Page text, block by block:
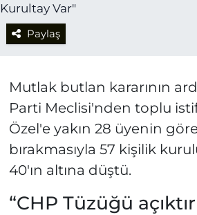
Paylaş
Mutlak butlan kararının
Parti Meclisi'nden toplu
Özel'e yakın 28 üyenin
bırakmasıyla 57 kişilik
40'ın altına düştü.
“CHP Tüzüğü